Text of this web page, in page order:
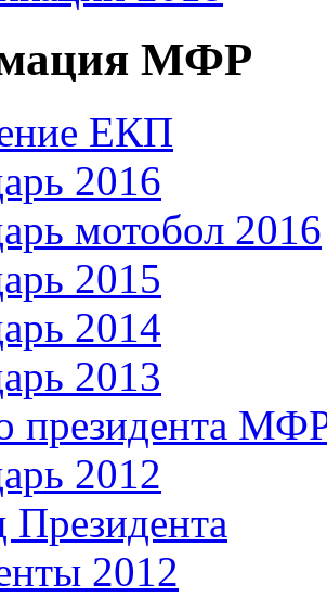
МФР
ЕКП
2016
мотобол 2016
2015
2014
2013
президента
2012
Президента
2012